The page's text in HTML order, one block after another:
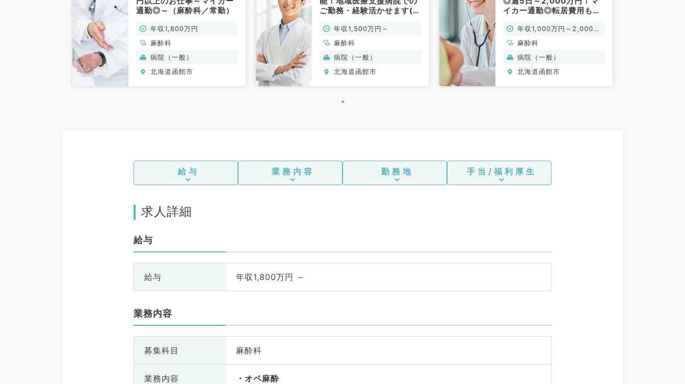
通勤◎～（麻酔科／常勤）
年収1,800万円
麻酔科
病院（一般）
北海道函館市
ご勤務・経験活かせます(麻
年収1,500万円～
麻酔科
病院（一般）
北海道函館市
イカー通勤◎転居費用も相
年収1,000万円～2,000万
円
麻酔科
病院（一般）
北海道函館市
給与 業務内容 勤務地 手当/福利厚生
求人詳細
給与
給与 年収1,800万円 ～
業務内容
募集科目 麻酔科
業務内容
オペ麻酔